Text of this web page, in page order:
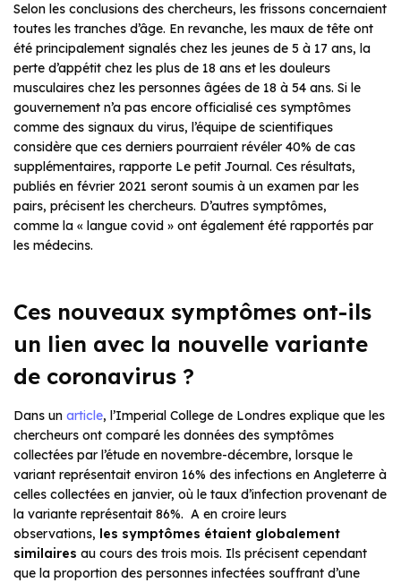
Selon les conclusions des chercheurs, les frissons concernaient
toutes les tranches d’âge. En revanche, les maux de tête ont
été principalement signalés chez les jeunes de 5 à 17 ans, la
perte d’appétit chez les plus de 18 ans et les douleurs
musculaires chez les personnes âgées de 18 à 54 ans. Si le
gouvernement n’a pas encore officialisé ces symptômes
comme des signaux du virus, l’équipe de scientifiques
considère que ces derniers pourraient révéler 40% de cas
supplémentaires, rapporte Le petit Journal. Ces résultats,
publiés en février 2021 seront soumis à un examen par les
pairs, précisent les chercheurs. D’autres symptômes,
comme la « langue covid » ont également été rapportés par
les médecins.
Ces nouveaux symptômes ont-ils
un lien avec la nouvelle variante
de coronavirus ?
Dans un article, l’Imperial College de Londres explique que les
chercheurs ont comparé les données des symptômes
collectées par l’étude en novembre-décembre, lorsque le
variant représentait environ 16% des infections en Angleterre à
celles collectées en janvier, où le taux d’infection provenant de
la variante représentait 86%. A en croire leurs
observations, les symptômes étaient globalement
similaires au cours des trois mois. Ils précisent cependant
que la proportion des personnes infectées souffrant d’une